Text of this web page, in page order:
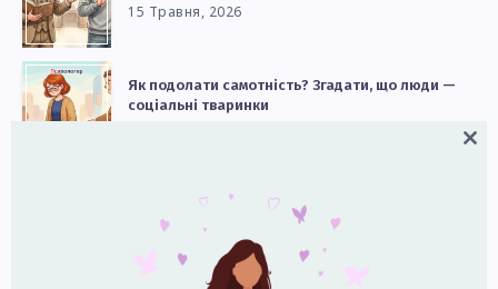
15 Травня, 2026
Як подолати самотність? Згадати, що люди —
соціальні тваринки
Чому ми кидаємо справи на півдорозі?
8 Квітня, 2026
Close